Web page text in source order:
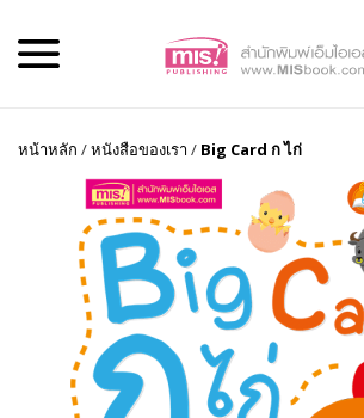
หน้าหลัก /หนังสือของเรา / Big Card ก ไก่